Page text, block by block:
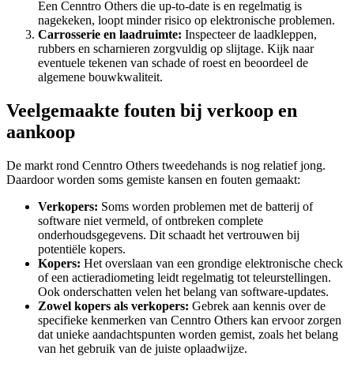
Een Cenntro Others die up-to-date is en regelmatig is
nagekeken, loopt minder risico op elektronische problemen.
Carrosserie en laadruimte: Inspecteer de laadkleppen,
rubbers en scharnieren zorgvuldig op slijtage. Kijk naar
eventuele tekenen van schade of roest en beoordeel de
algemene bouwkwaliteit.
Veelgemaakte fouten bij verkoop en
aankoop
De markt rond Cenntro Others tweedehands is nog relatief jong.
Daardoor worden soms gemiste kansen en fouten gemaakt:
Verkopers: Soms worden problemen met de batterij of
software niet vermeld, of ontbreken complete
onderhoudsgegevens. Dit schaadt het vertrouwen bij
potentiële kopers.
Kopers: Het overslaan van een grondige elektronische check
of een actieradiometing leidt regelmatig tot teleurstellingen.
Ook onderschatten velen het belang van software-updates.
Zowel kopers als verkopers: Gebrek aan kennis over de
specifieke kenmerken van Cenntro Others kan ervoor zorgen
dat unieke aandachtspunten worden gemist, zoals het belang
van het gebruik van de juiste oplaadwijze.